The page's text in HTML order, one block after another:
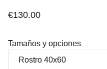
€130.00
Tamaños y opciones